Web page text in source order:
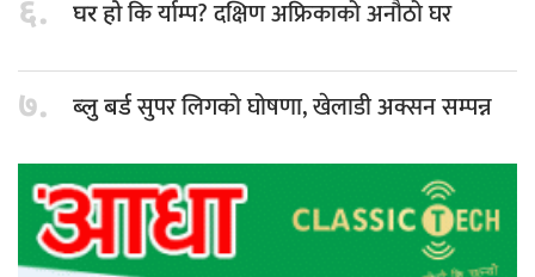
६. घर होकि र्याम्प? दक्षिण अफ्रिकाको अनौठो घर
७. ब्लु बर्डसुपर लिगको घोषणा, खेलाडी अक्सन सम्पन्न